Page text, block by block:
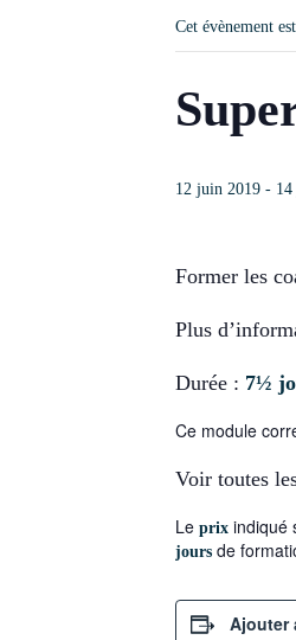
Cet évènement
12 juin 2019 -
Former les
Plus
Durée : 7½
Ce module
Voir toutes
Le prix indiqué
jours de
Ajouter